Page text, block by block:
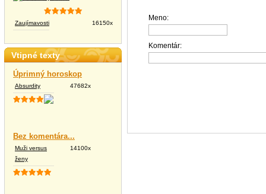
Zaujímavosti 16150x
Vtipné texty
Úprimný horoskop
Absurdity 47682x
Bez komentára...
Muži versus
ženy
14100x
Meno:
Komentár: